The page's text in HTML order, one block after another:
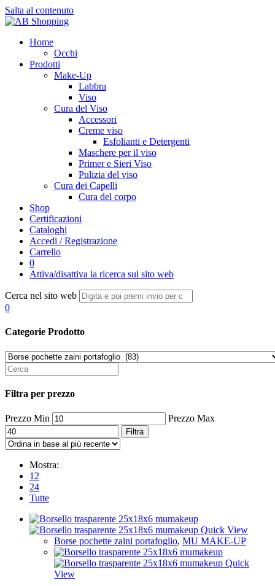
Salta al contenuto
Home
Occhi
Prodotti
Make-Up
Labbra
Viso
Cura del Viso
Accessori
Creme viso
Esfolianti e Detergenti
Maschere per il viso
Primer e Sieri Viso
Pulizia del viso
Cura dei Capelli
Cura del corpo
Shop
Certificazioni
Cataloghi
Accedi / Registrazione
Carrello
0
Attiva/disattiva la ricerca sul sito web
Cerca nel sito web
0
Categorie Prodotto
Filtra per prezzo
Prezzo Min Prezzo Max
Filtra
Mostra:
12
24
Tutte
Quick View
Borse pochette zaini portafoglio, MU MAKE-UP
Quick
View